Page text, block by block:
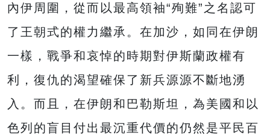
內伊周圍，從而以最高領袖“殉難”之名認可
了王朝式的權力繼承。在加沙，如同在伊朗
一樣，戰爭和哀悼的時期對伊斯蘭政權有
利，復仇的渴望確保了新兵源源不斷地湧
入。而且，在伊朗和巴勒斯坦，為美國和以
色列的盲目付出最沉重代價的仍然是平民百